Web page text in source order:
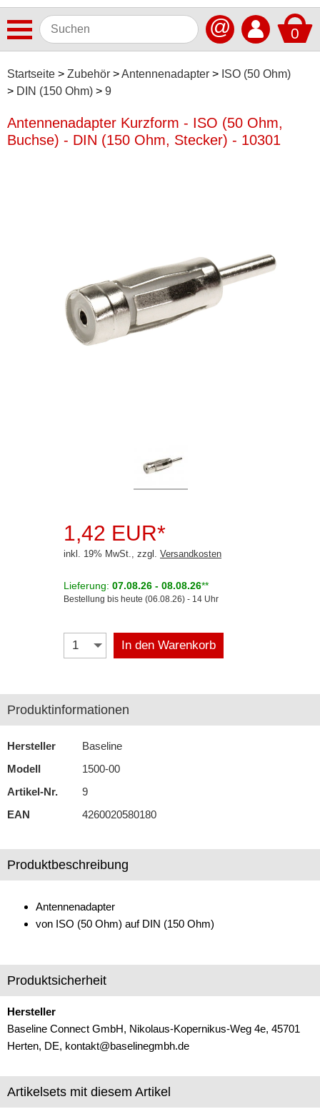
0
@
Startseite Zubehör Antennenadapter
ISO (50 Ohm)
DIN (150 Ohm)
9
Autoradios
Dashcams
Elektromobilität
Navigationssysteme
Rückfahrsysteme
DIN (150 Ohm)
GT 13
GT 16
GT 21
ISO (50 Ohm)
Fakra
GT 5
RAKU II
SMB
Koax
Antennenadapter Kurzform - ISO (50 Ohm,
Buchse) - DIN (150 Ohm, Stecker) - 10301
1,42 EUR*
inkl. 19% MwSt., zzgl. Versandkosten
Lieferung: 07.08.26 - 08.08.26**
Bestellung bis heute (06.08.26) - 14 Uhr
In den Warenkorb
Produktinformationen
Hersteller
Baseline
Modell
1500-00
Artikel-Nr.
9
EAN
4260020580180
Produktbeschreibung
Antennenadapter
von ISO (50 Ohm) auf DIN (150 Ohm)
Produktsicherheit
Hersteller
Baseline Connect GmbH, Nikolaus-Kopernikus-Weg 4e, 45701
Herten, DE, kontakt@baselinegmbh.de
Artikelsets mit diesem Artikel